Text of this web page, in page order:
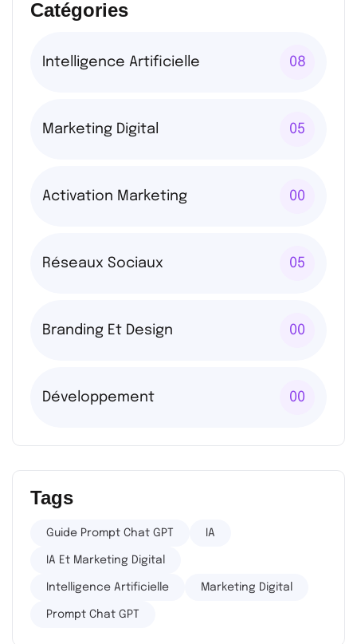
Catégories
Intelligence Artificielle 08
Marketing Digital 05
Activation Marketing 00
Réseaux Sociaux 05
Branding Et Design 00
Développement 00
Tags
Guide Prompt Chat GPT IA
IA Et Marketing Digital
Intelligence Artificielle Marketing Digital
Prompt Chat GPT